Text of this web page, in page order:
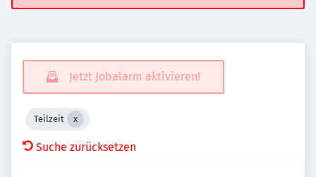
Jetzt Jobalarm aktivieren!
Teilzeit
Suche zurücksetzen